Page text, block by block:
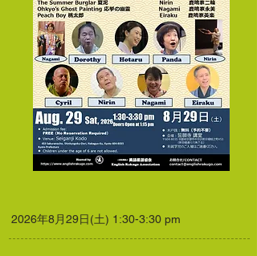
2026年8月29日(土) 1:30-3:30 pm